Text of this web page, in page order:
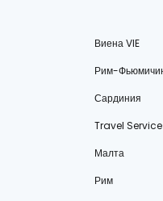
Виена VIE
Рим-
Сардиния
Travel Service
Малта
Рим